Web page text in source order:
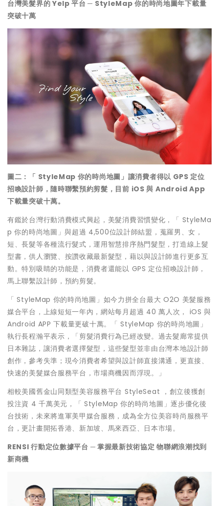
台灣美髮界的 Yelp 平台 ─ StyleMap 你的時尚地圖年下載量
突破十萬
圖二：「 StyleMap 你的時尚地圖」讓消費者得以 GPS 定位
招喚設計師，隨時聯繫預約剪髮，目前 iOS 與 Android App
下載量突破十萬。
有鑑於台灣行動消費模式興起，美髮消費習慣變化，「 StyleMa
p 你的時尚地圖」與超過 4,500位設計師結盟，蒐羅男、女，
短、長髮等各種流行髮式，運用智慧排序熱門髮型，打造線上髮
型書，供人瀏覽、按讚收藏最新髮型，藉以與設計師進行更多互
動。特別吸睛的功能是，消費者還能以 GPS 定位招喚設計師，
馬上聯繫設計師，預約剪髮。
「 StyleMap 你的時尚地圖」如今力拼全台最大 O2O 美髮服務
媒合平台，上線短短一年內，網站每月超過 40 萬人次， iOS 與
Android APP 下載量更破十萬。「 StyleMap 你的時尚地圖」
執行長程瀚平表示，「剪髮消費行為已經改變。過去髮廊常提供
日本雜誌，讓消費者選擇髮型，這些髮型並非由台灣本地設計師
創作，參考失準；現今消費者希望與設計師直接溝通，更直接、
快速的美髮媒合服務平台，市場商機因而浮現。」
相較美國舊金山同類型美容服務平台 StyleSeat ，創立後獲創
投注資 4 千萬美元，「 StyleMap 你的時尚地圖」逐步優化後
台技術，未來將進軍美甲媒合服務，成為全方位美容時尚服務平
台，更計畫開拓香港、新加坡、馬來西亞、日本市場。
RENSI行動定位數據平台 ─ 掌握最新技術協定 物聯網浪潮找到
新商機